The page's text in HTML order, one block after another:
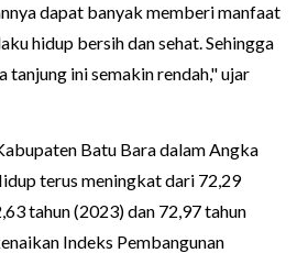
dapat banyak memberi manfaat
hidup bersih dan sehat. Sehingga
tanjung ini semakin rendah," ujar
Batu Bara dalam Angka
terus meningkat dari 72,29
tahun (2023) dan 72,97 tahun
Indeks Pembangunan